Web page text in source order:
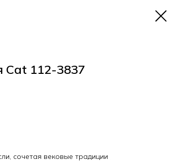
Cat 112-3837
сочетая вековые традиции